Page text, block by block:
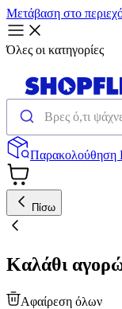
Μετάβαση στο
Όλες οι κατηγορίες
Παρακολούθηση
Πίσω
Καλάθι
Αφαίρεση όλων